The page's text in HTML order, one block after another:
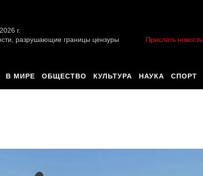
г.
разрушающие границы цензуры
Прислать новость
В МИРЕ ОБЩЕСТВО КУЛЬТУРА НАУКА СПОРТ